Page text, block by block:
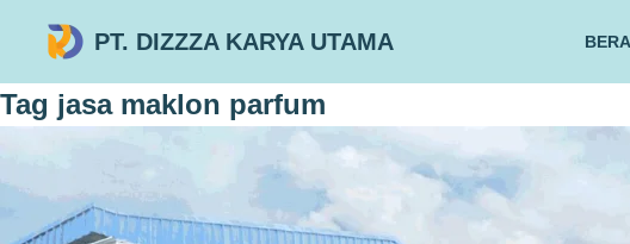
PT. DIZZZA KARYA UTAMA
Tag jasa maklon parfum